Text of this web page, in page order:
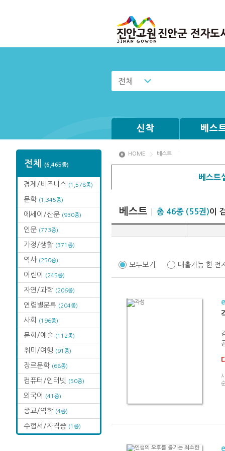
전체
신착 베스
전체 (6,465종)
경제/비즈니스 (1,578종)
문학 (1,345종)
에세이/산문 (930종)
인문 (773종)
가정/생활 (371종)
역사 (250종)
어린이 (245종)
자연/과학 (206종)
연령별분류 (204종)
사회 (196종)
문화/예술 (112종)
취미/여행 (91종)
장르문학 (68종)
컴퓨터/인터넷 (50종)
외국어 (41종)
종교/역학 (4종)
수험서/자격증 (1종)
HOME 베스트
베스트
베스트 총 46종 (55권)이
모두보기 대출가능 한 전